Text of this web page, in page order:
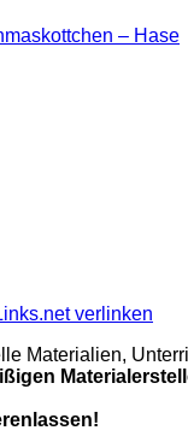
– Hase
verlinken
Materialien,